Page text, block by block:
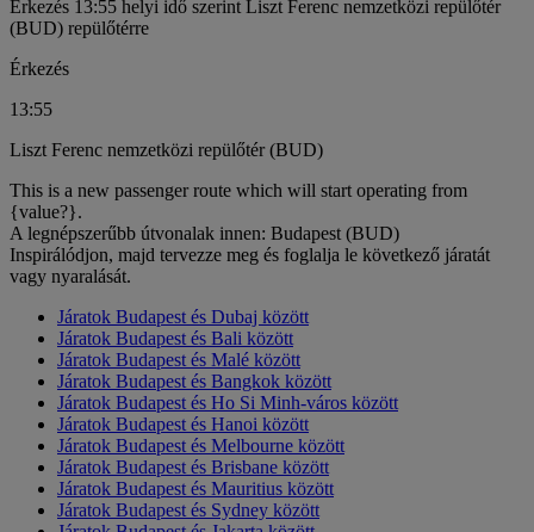
Érkezés 13:55 helyi idő szerint Liszt Ferenc nemzetközi repülőtér
(BUD) repülőtérre
Érkezés
13:55
Liszt Ferenc nemzetközi repülőtér (BUD)
This is a new passenger route which will start operating from
{value?}.
A legnépszerűbb útvonalak innen: Budapest (BUD)
Inspirálódjon, majd tervezze meg és foglalja le következő járatát
vagy nyaralását.
Járatok Budapest és Dubaj között
Járatok Budapest és Bali között
Járatok Budapest és Malé között
Járatok Budapest és Bangkok között
Járatok Budapest és Ho Si Minh-város között
Járatok Budapest és Hanoi között
Járatok Budapest és Melbourne között
Járatok Budapest és Brisbane között
Járatok Budapest és Mauritius között
Járatok Budapest és Sydney között